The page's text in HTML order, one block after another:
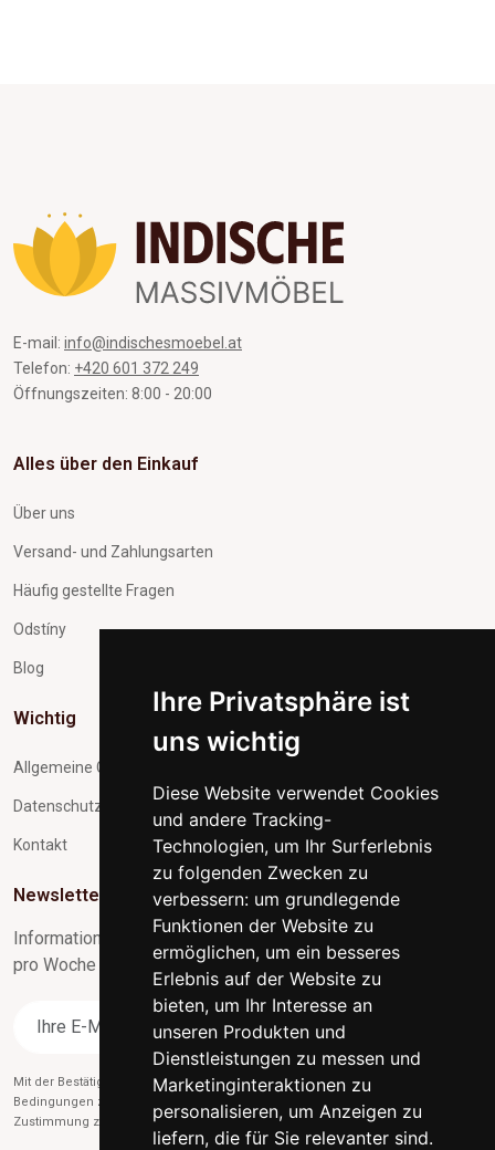
Ihre Privatsphäre ist
uns wichtig
Diese Website verwendet Cookies
und andere Tracking-
Technologien, um Ihr Surferlebnis
zu folgenden Zwecken zu
verbessern: um grundlegende
Funktionen der Website zu
ermöglichen, um ein besseres
Erlebnis auf der Website zu
bieten, um Ihr Interesse an
unseren Produkten und
Dienstleistungen zu messen und
Marketinginteraktionen zu
personalisieren, um Anzeigen zu
liefern, die für Sie relevanter sind.
E-mail: info@indischesmoebel.at
Telefon: +420 601 372 249
Öffnungszeiten: 8:00 - 20:00
Alles über den Einkauf
Über uns
Versand- und Zahlungsarten
Häufig gestellte Fragen
Odstíny
Blog
Wichtig
Allgemeine Geschäftsbedingungen
Datenschutz und Verarbeitung personenbezogener Daten
Kontakt
Newsletter-Abonnement
Informationen zu Neuigkeiten und nützliche Tipps max. 1x
pro Woche
Mit der Bestätigung des Abonnements stimmen Sie gleichzeitig unseren
Bedingungen zu
des Datenschutzes und gleichzeitig erteilen Sie uns die
Zustimmung zum Versand von Werbe-E-Mails.